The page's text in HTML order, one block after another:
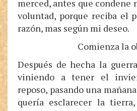
merced, antes que condene
voluntad, porque reciba el
razón, mas según mi deseo.
Comienza la
Después de hecha la
viniendo a tener el
reposo, pasando una
quería esclarecer la